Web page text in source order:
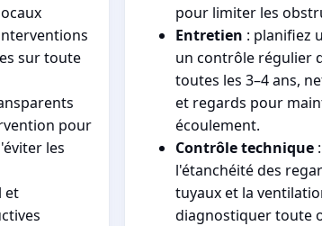
sur toute
pour
les
et
pour limiter les
Entretien : planifiez
un contrôle régulier
toutes les 3–4 ans,
et regards pour
écoulement.
Contrôle technique
l'étanchéité des
tuyaux et la
diagnostiquer toute